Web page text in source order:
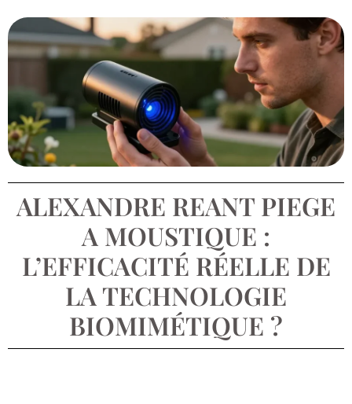
ALEXANDRE REANT PIEGE
A MOUSTIQUE :
L’EFFICACITÉ RÉELLE DE
LA TECHNOLOGIE
BIOMIMÉTIQUE ?